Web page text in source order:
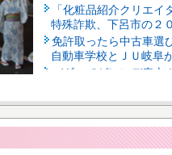
「化粧品紹介クリエ
特殊詐欺、下呂市の２
免許取ったら中古車
自動車学校とＪＵ岐阜
バギーでゲレンデ疾
食品消費減税で岐阜県
億円減」
「難事件を解決でき
離任会見